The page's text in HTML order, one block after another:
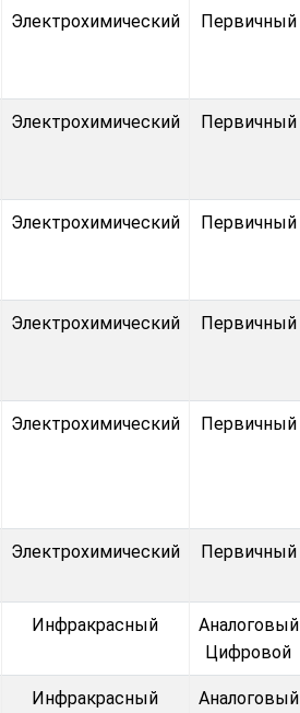
Электрохимический Первичный
Электрохимический Первичный
Электрохимический Первичный
Электрохимический Первичный
Электрохимический Первичный
Электрохимический Первичный
Инфракрасный
Аналоговый
Цифровой
Инфракрасный
Аналоговый